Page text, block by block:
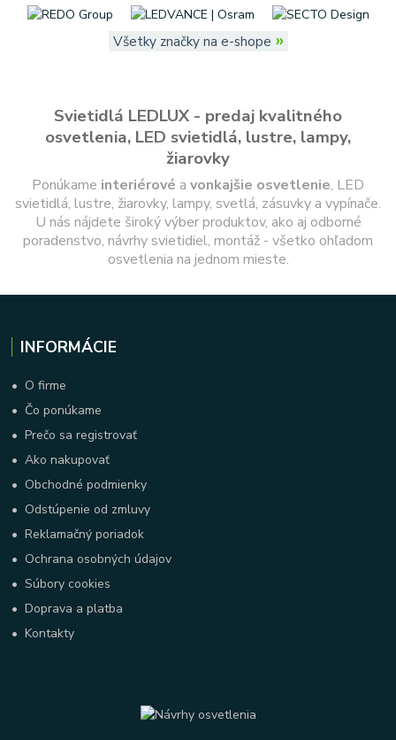
Všetky značky na e-shope »
Svietidlá LEDLUX - predaj kvalitného
osvetlenia, LED svietidlá, lustre, lampy,
žiarovky
Ponúkame interiérové a vonkajšie osvetlenie, LED
svietidlá, lustre, žiarovky, lampy, svetlá, zásuvky a vypínače.
U nás nájdete široký výber produktov, ako aj odborné
poradenstvo, návrhy svietidiel, montáž - všetko ohľadom
osvetlenia na jednom mieste.
INFORMÁCIE
• O firme
• Čo ponúkame
•Prečo sa registrovať
•Ako nakupovať
• Obchodné podmienky
• Odstúpenie od zmluvy
•Reklamačný poriadok
• Ochrana osobných údajov
•Súbory cookies
•Doprava a platba
•Kontakty